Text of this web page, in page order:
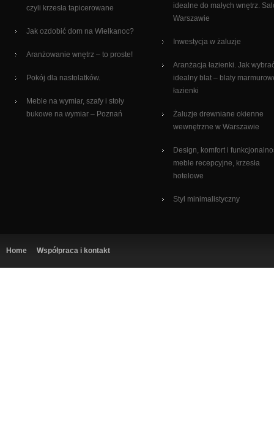
czyli krzesła tapicerowane
Jak ozdobić dom na Wielkanoc?
Aranżowanie wnętrz – to proste!
Pokój dla nastolatków.
Meble na wymiar, szafy i stoły
bukowe na wymiar – Poznań
idealne do małych wnętrz.
Warszawie
Inwestycja w żaluzje
Aranżacja łazienki. Jak
idealny blat – blaty
łazienki
Żaluzje drewniane okienne
wewnętrzne w Warszawie
Design, komfort i
meble recepcyjne, krzesła
hotelowe
Styl minimalistyczny
Home Współpraca i kontakt